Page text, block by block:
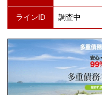
ラインID 調査中